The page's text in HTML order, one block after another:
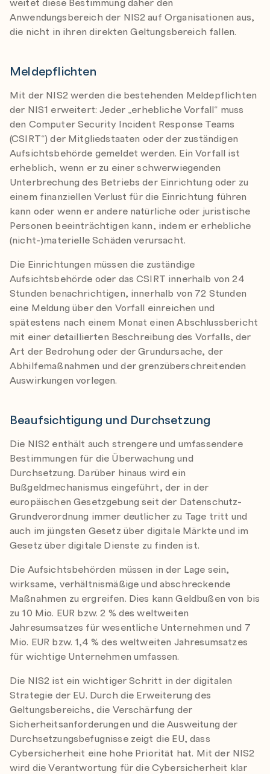
Anwendungsbereich der NIS2 auf Organisationen aus,
die nicht in ihren direkten Geltungsbereich fallen.
Meldepflichten
Mit der NIS2 werden die bestehenden Meldepflichten
der NIS1 erweitert: Jeder „erhebliche Vorfall“ muss
den Computer Security Incident Response Teams
(CSIRT“) der Mitgliedstaaten oder der zuständigen
Aufsichtsbehörde gemeldet werden. Ein Vorfall ist
erheblich, wenn er zu einer schwerwiegenden
Unterbrechung des Betriebs der Einrichtung oder zu
einem finanziellen Verlust für die Einrichtung führen
kann oder wenn er andere natürliche oder juristische
Personen beeinträchtigen kann, indem er erhebliche
(nicht-)materielle Schäden verursacht.
Die Einrichtungen müssen die zuständige
Aufsichtsbehörde oder das CSIRT innerhalb von 24
Stunden benachrichtigen, innerhalb von 72 Stunden
eine Meldung über den Vorfall einreichen und
spätestens nach einem Monat einen Abschlussbericht
mit einer detaillierten Beschreibung des Vorfalls, der
Art der Bedrohung oder der Grundursache, der
Abhilfemaßnahmen und der grenzüberschreitenden
Auswirkungen vorlegen.
Beaufsichtigung und Durchsetzung
Die NIS2 enthält auch strengere und umfassendere
Bestimmungen für die Überwachung und
Durchsetzung. Darüber hinaus wird ein
Bußgeldmechanismus eingeführt, der in der
europäischen Gesetzgebung seit der Datenschutz-
Grundverordnung immer deutlicher zu Tage tritt und
auch im jüngsten Gesetz über digitale Märkte und im
Gesetz über digitale Dienste zu finden ist.
Die Aufsichtsbehörden müssen in der Lage sein,
wirksame, verhältnismäßige und abschreckende
Maßnahmen zu ergreifen. Dies kann Geldbußen von bis
zu 10 Mio. EUR bzw. 2 % des weltweiten
Jahresumsatzes für wesentliche Unternehmen und 7
Mio. EUR bzw. 1,4 % des weltweiten Jahresumsatzes
für wichtige Unternehmen umfassen.
Die NIS2 ist ein wichtiger Schritt in der digitalen
Strategie der EU. Durch die Erweiterung des
Geltungsbereichs, die Verschärfung der
Sicherheitsanforderungen und die Ausweitung der
Durchsetzungsbefugnisse zeigt die EU, dass
Cybersicherheit eine hohe Priorität hat. Mit der NIS2
wird die Verantwortung für die Cybersicherheit klar